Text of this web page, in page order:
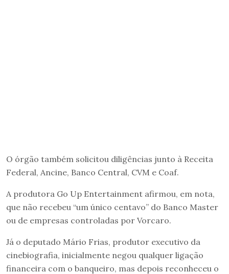
O órgão também solicitou diligências junto à Receita
Federal, Ancine, Banco Central, CVM e Coaf.
A produtora Go Up Entertainment afirmou, em nota,
que não recebeu “um único centavo” do Banco Master
ou de empresas controladas por Vorcaro.
Já o deputado Mário Frias, produtor executivo da
cinebiografia, inicialmente negou qualquer ligação
financeira com o banqueiro, mas depois reconheceu o